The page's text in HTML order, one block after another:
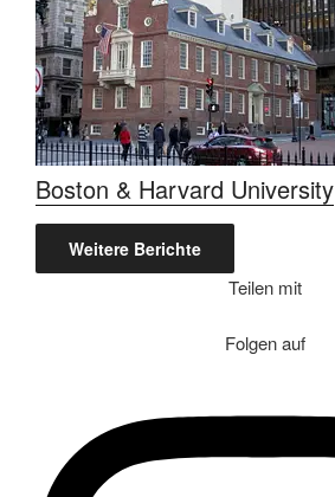
Boston & Harvard University
Weitere Berichte
Teilen mit
Folgen auf